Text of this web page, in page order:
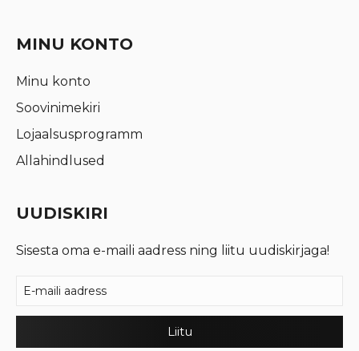
MINU KONTO
Minu konto
Soovinimekiri
Lojaalsusprogramm
Allahindlused
UUDISKIRI
Sisesta oma e-maili aadress ning liitu uudiskirjaga!